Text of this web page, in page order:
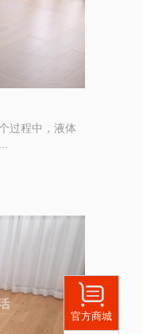
官方商城
过程中，液体